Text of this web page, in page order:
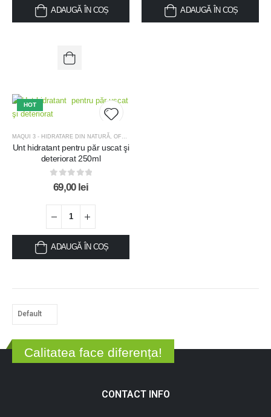
ADAUGĂ ÎN COȘ ADAUGĂ ÎN COȘ
HOT
MAQUI 3 - HIDRATARE DIN NATURĂ, OFERTE
Unt hidratant pentru păr uscat şi
deteriorat 250ml
0out of 5
69,00 lei
ADAUGĂ ÎN COȘ
Calitatea face diferența!
CONTACT INFO